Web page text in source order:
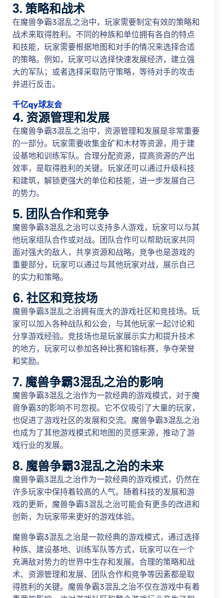
3. 策略和战术
在魔兽争霸3混乱之治中，玩家需要制定有效的策略和
战术来取得胜利。不同的种族和单位拥有各自的特点
和技能，玩家需要根据地图和对手的情况来选择合适
的策略。例如，玩家可以选择快速发展经济，建立强
大的军队；或者选择采取防守策略，等待对手的攻击
并进行反击。
千亿qy球友会
4. 资源管理和发展
在魔兽争霸3混乱之治中，资源管理和发展是非常重要
的一部分。玩家需要收集金矿和木材等资源，用于建
设基地和训练军队。合理分配资源，提高资源的产出
效率，是取得胜利的关键。玩家还可以通过升级科技
和建筑，解锁更强大的单位和技能，进一步发展自己
的势力。
5. 团队合作和竞争
魔兽争霸3混乱之治可以支持多人游戏，玩家可以与其
他玩家组队合作或对战。团队合作可以帮助玩家共同
面对强大的敌人，共享资源和战略。竞争也是游戏的
重要部分，玩家可以通过与其他玩家对战，展示自己
的实力和策略。
6. 社区和竞技场
魔兽争霸3混乱之治拥有庞大的游戏社区和竞技场。玩
家可以加入各种战队和公会，与其他玩家一起讨论和
分享游戏经验。竞技场也是玩家展示实力和提升技术
的地方，玩家可以参加各种比赛和锦标赛，争夺荣誉
和奖励。
7. 魔兽争霸3混乱之治的影响
魔兽争霸3混乱之治作为一款经典的游戏模式，对于魔
兽争霸3的影响不可忽视。它不仅吸引了大量的玩家，
也促进了游戏社区的发展和交流。魔兽争霸3混乱之治
也成为了其他游戏模式和地图的灵感来源，推动了游
戏行业的发展。
8. 魔兽争霸3混乱之治的未来
魔兽争霸3混乱之治作为一款经典的游戏模式，仍然在
许多玩家中保持着较高的人气。随着科技的发展和游
戏的更新，魔兽争霸3混乱之治可能会有更多的改进和
创新，为玩家带来更好的游戏体验。
魔兽争霸3混乱之治是一款经典的游戏模式，通过选择
种族、建设基地、训练军队等方式，玩家可以在一个
充满敌对势力的世界中生存和发展。合理的策略和战
术、资源管理和发展、团队合作和竞争等因素都是取
得胜利的关键。魔兽争霸3混乱之治不仅在游戏中有着